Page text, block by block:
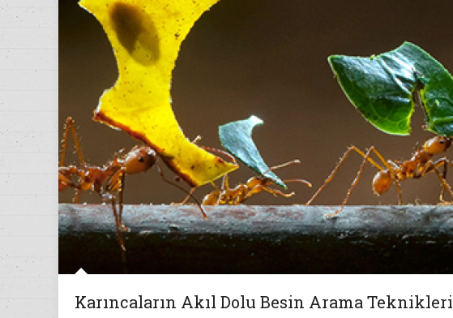
Karıncaların Akıl Dolu Besin Arama Teknikleri